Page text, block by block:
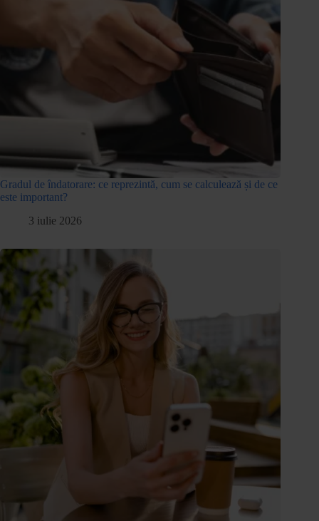
Gradul de îndatorare: ce reprezintă, cum se calculează și de ce
este important?
3 iulie 2026